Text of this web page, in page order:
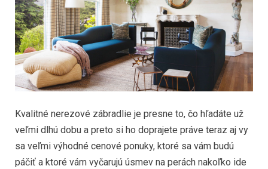
Kvalitné nerezové zábradlie je presne to, čo hľadáte už
veľmi dlhú dobu a preto si ho doprajete práve teraz aj vy
sa veľmi výhodné cenové ponuky, ktoré sa vám budú
páčiť a ktoré vám vyčarujú úsmev na perách nakoľko ide